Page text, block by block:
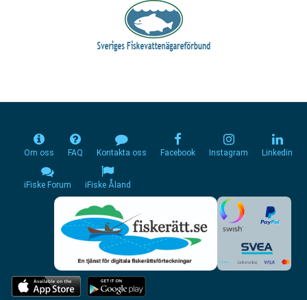
Om oss FAQ Kontakta oss Facebook Instagram Linkedin
iFiske Forum iFiske Åland